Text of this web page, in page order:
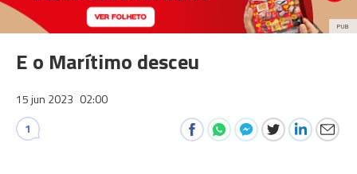
PUB
E o Marítimo desceu
15 jun 2023 02:00
1